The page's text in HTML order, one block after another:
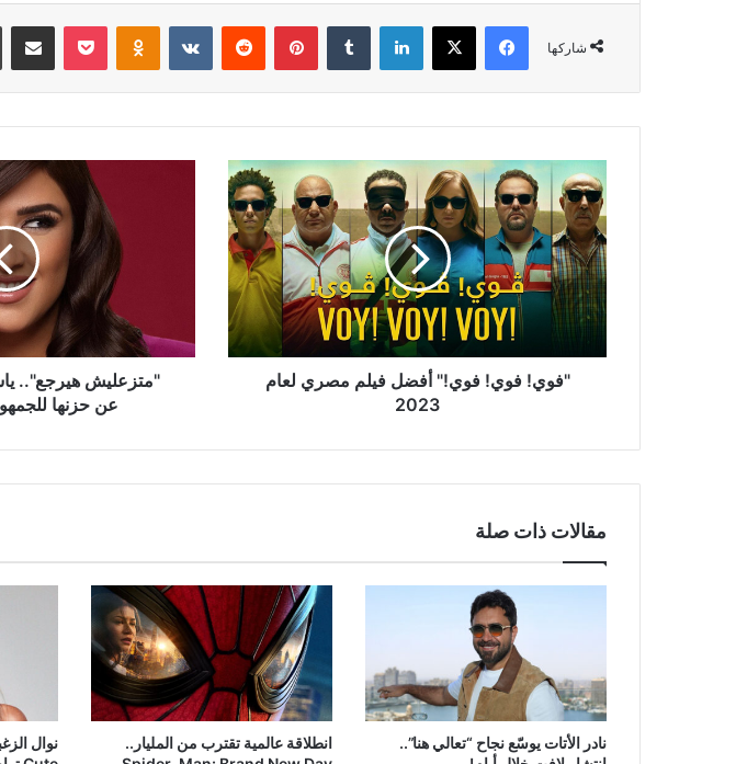
شاركها
فيسبوك ‫X لينكدإن بينتيريست Odnoklassniki
‫Pocket
"فوي!
فوي!
فوي!"
أفضل
فيلم
مصري
لعام
2023
"فوي! فوي! فوي!" أفضل فيلم مصري لعام
2023
للجمهور
"متزعليش هيرجع"..
عن حزنها
مقالات ذات صلة
نادر الأتات يوسّع نجاح “تعالي هنا”..
انطلاقة عالمية تقترب من المليار..
نوال